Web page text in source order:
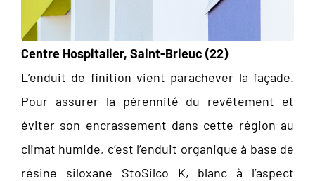
Centre Hospitalier, Saint-Brieuc (22)
L’enduit de finition vient parachever la façade.
Pour assurer la pérennité du revêtement et
éviter son encrassement dans cette région au
climat humide, c’est l’enduit organique à base de
résine siloxane StoSilco K, blanc à l’aspect